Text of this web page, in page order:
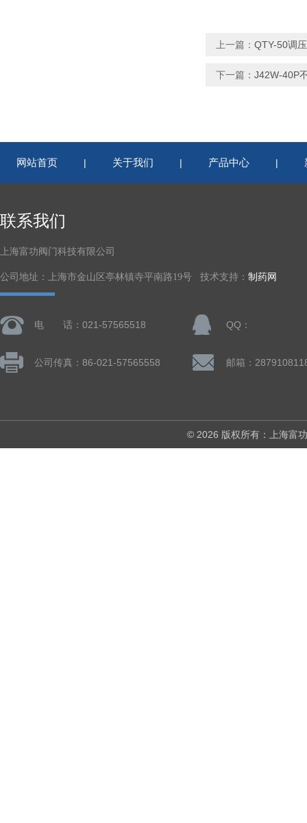
上一篇： QTY-50调
下一篇： J42W-40P
网站首页 | 关于我们 | 产品中心 |
联系我们
上海富功阀门科技有限公司
公司地址：上海市金山区亭林镇寺平南路19号 技术支持： 制药网
电 话：021-57565518 QQ：
公司传真：86-021-57565558 邮箱：
© 2026 版权所有：上海富